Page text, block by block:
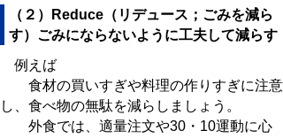
（２）Reduce（リデュース；ごみを減ら
す）ごみにならないように工夫して減らす
例えば
食材の買いすぎや料理の作りすぎに注意
し、食べ物の無駄を減らしましょう。
外食では、適量注文や30・10運動に心